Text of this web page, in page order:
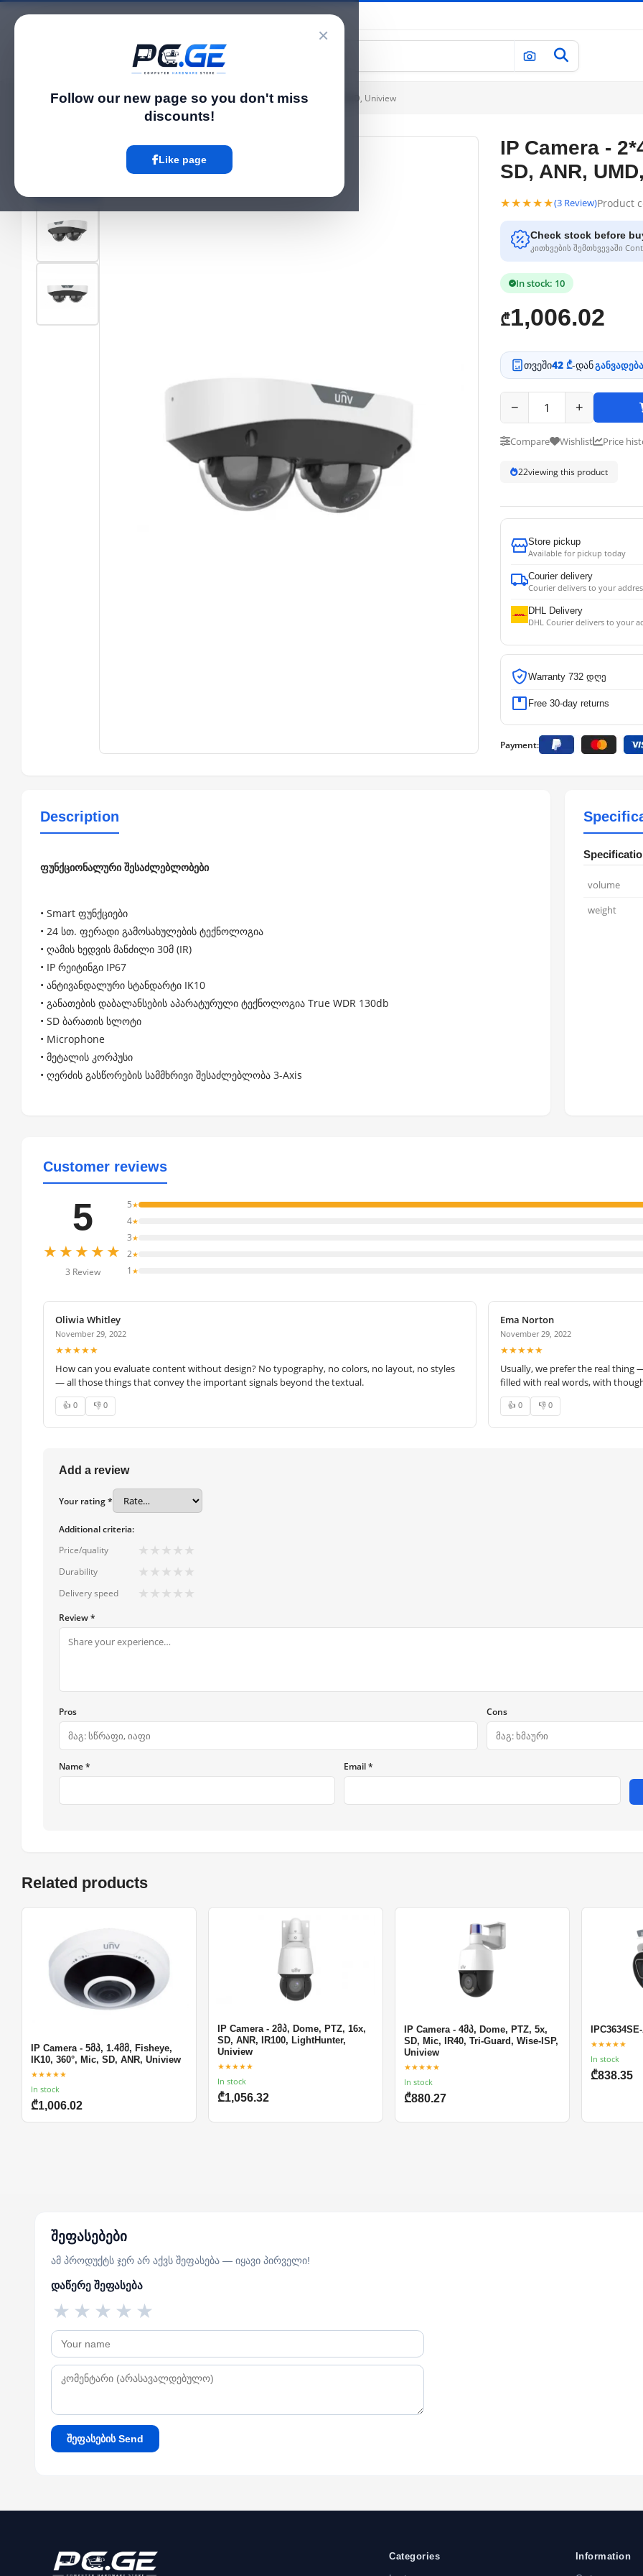
×
Follow our new page so you don't miss
discounts!
Like page
Catalog
Outdoor IP Cameras›IP Camera - 2*4მპ, 2.8მმ, Dome, IK10, Mic, SD, ANR, UMD, Uniview
Hot
IP Camera -
SD, ANR,
★★★★★(3 Review)Product
Check stock before
კითხვების შემთხვევაში
In stock: 10
₾1,006.02
თვეში42 ₾-დანგანვადება
− +
Compare Wishlist Price
23viewing this product
Store pickup
Available for pickup today
Courier delivery
Courier delivers to your
DHL Delivery
DHL Courier delivers to your
Warranty 732 დღე
Free 30-day returns
Payment:
Description
ფუნქციონალური შესაძლებლობები
• Smart ფუნქციები
• 24 სთ. ფერადი გამოსახულების ტექნოლოგია
• ღამის ხედვის მანძილი 30მ (IR)
• IP რეიტინგი IP67
• ანტივანდალური სტანდარტი IK10
• განათების დაბალანსების აპარატურული ტექნოლოგია True WDR 130db
• SD ბარათის სლოტი
• Microphone
• მეტალის კორპუსი
• ღერძის გასწორების სამმხრივი შესაძლებლობა 3-Axis
volume
weight
Customer reviews
5
★★★★★
3 Review
5★
4★
3★
2★
1 ★
Oliwia Whitley
November 29, 2022
★★★★★
How can you evaluate content without design? No typography, no colors, no layout, no styles
— all those things that convey the important signals beyond the textual.
👍 0 👎 0
Ema Norton
November 29, 2022
★★★★★
Usually, we prefer the real thing
filled with real words, with
👍 0 👎 0
Add a review
Your rating *
Additional criteria:
Price/quality
★ ★ ★ ★ ★
Durability ★ ★ ★ ★ ★
Delivery speed ★ ★ ★ ★ ★
Review *
Pros Cons
Name * Email *
Related products
IP Camera - 5მპ, 1.4მმ, Fisheye,
IK10, 360°, Mic, SD, ANR, Uniview
★★★★★
In stock
₾1,006.02
IP Camera - 2მპ, Dome, PTZ, 16x,
SD, ANR, IR100, LightHunter,
Uniview
★★★★★
In stock
₾1,056.32
IP Camera - 4მპ, Dome, PTZ, 5x,
SD, Mic, IR40, Tri-Guard, Wise-ISP,
Uniview
★★★★★
In stock
₾880.27
★★★★★
In stock
₾838.35
შეფასებები
ამ პროდუქტს ჯერ არ აქვს შეფასება — იყავი პირველი!
დაწერე შეფასება
★
★
★
★
★
შეფასების Send
Categories Information